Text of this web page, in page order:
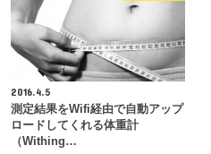
2016.4.5
測定結果をWifi経由で自動アップ
ロードしてくれる体重計
（Withing…